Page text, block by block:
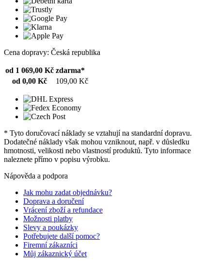
Cena dopravy: Česká republika
od 1 069,00 Kč zdarma*
od 0,00 Kč
109,00 Kč
* Tyto doručovací náklady se vztahují na standardní dopravu.
Dodatečné náklady však mohou vzniknout, např. v důsledku
hmotnosti, velikosti nebo vlastností produktů. Tyto informace
naleznete přímo v popisu výrobku.
Nápověda a podpora
Jak mohu zadat objednávku?
Doprava a doručení
Vrácení zboží a refundace
Možnosti platby
Slevy a poukázky
Potřebujete další pomoc?
Firemní zákazníci
Můj zákaznický účet